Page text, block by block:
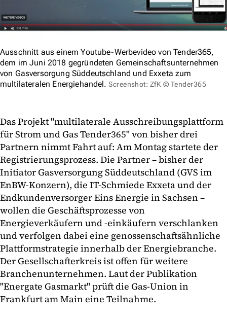
Ausschnitt aus einem Youtube-Werbevideo von Tender365,
dem im Juni 2018 gegründeten Gemeinschaftsunternehmen
von Gasversorgung Süddeutschland und Exxeta zum
multilateralen Energiehandel. Screenshot: ZfK © Tender365
Das Projekt "multilaterale Ausschreibungsplattform
für Strom und Gas Tender365" von bisher drei
Partnern nimmt Fahrt auf: Am Montag startete der
Registrierungsprozess. Die Partner – bisher der
Initiator Gasversorgung Süddeutschland (GVS im
EnBW-Konzern), die IT-Schmiede Exxeta und der
Endkundenversorger Eins Energie in Sachsen –
wollen die Geschäftsprozesse von
Energieverkäufern und -einkäufern verschlanken
und verfolgen dabei eine genossenschaftsähnliche
Plattformstrategie innerhalb der Energiebranche.
Der Gesellschafterkreis ist offen für weitere
Branchenunternehmen. Laut der Publikation
"Energate Gasmarkt" prüft die Gas-Union in
Frankfurt am Main eine Teilnahme.